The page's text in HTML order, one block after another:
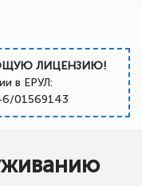
ЛИЦЕНЗИЮ!
в ЕРУЛ:
01569143